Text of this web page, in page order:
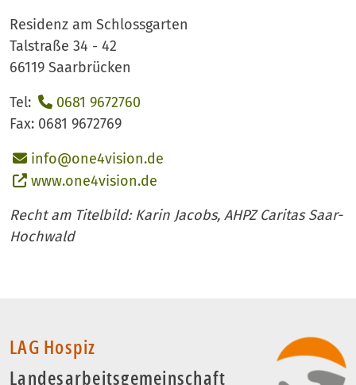
Residenz am Schlossgarten
Talstraße 34 - 42
66119 Saarbrücken
Tel:
0681 9672760
Fax: 0681 9672769
info@one4vision.de
www.one4vision.de
Recht am Titelbild: Karin Jacobs, AHPZ Caritas Saar-
Hochwald
Landesarbeitsgemeinschaft
LAG Hospiz